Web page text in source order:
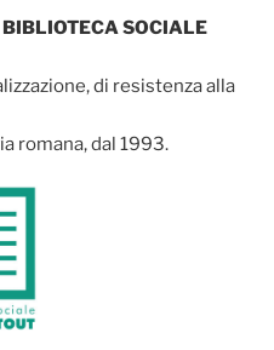
SOCIALE
di resistenza alla
romana, dal 1993.